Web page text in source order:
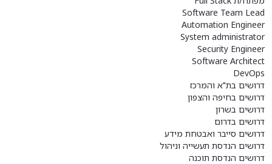
Software Team Lead
Automation Engineer
System administrator
Security Engineer
Software Architect
DevOps
דרושים בת"א והמרכז
דרושים בחיפה והצפון
דרושים בשרון
דרושים בדרום
דרושים סייבר ואבטחת מידע
דרושים הנדסת תעשייה וניהול
דרושים הנדסת תוכנה